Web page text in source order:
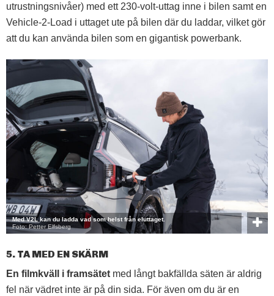
utrustningsnivåer) med ett 230-volt-uttag inne i bilen samt en
Vehicle-2-Load i uttaget ute på bilen där du laddar, vilket gör
att du kan använda bilen som en gigantisk powerbank.
Med V2L kan du ladda vad som helst från eluttaget.
Foto: Petter Elfsberg
5. TA MED EN SKÄRM
En filmkväll i framsätet med långt bakfällda säten är aldrig
fel när vädret inte är på din sida. För även om du är en